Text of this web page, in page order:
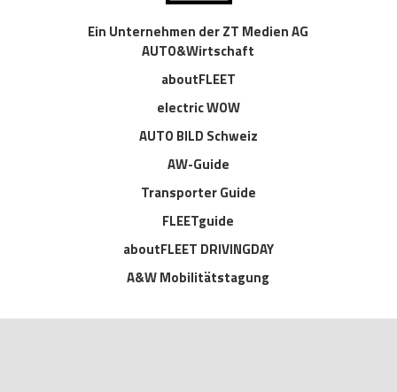
Ein Unternehmen der ZT Medien AG
AUTO&Wirtschaft
aboutFLEET
electric WOW
AUTO BILD Schweiz
AW-Guide
Transporter Guide
FLEETguide
aboutFLEET DRIVINGDAY
A&W Mobilitätstagung